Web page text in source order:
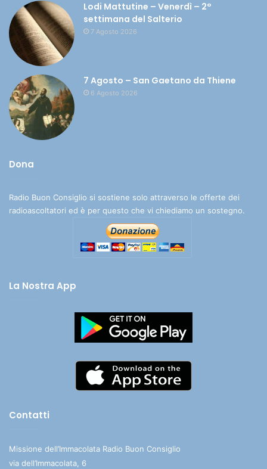
Lodi Mattutine – Venerdì – 2°
settimana del Salterio
7 Agosto 2026
7 Agosto – San Gaetano da Thiene
6 Agosto 2026
Dona
Radio Buon Consiglio si sostiene solo attraverso le offerte dei
radioascoltatori ed è per questo che vi chiediamo un sostegno.
La Nostra App
Contatti
Missione dell’Immacolata Radio Buon Consiglio
via dell’Immacolata, 6